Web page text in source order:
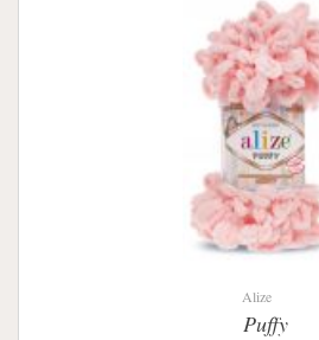
Alize
Puffy